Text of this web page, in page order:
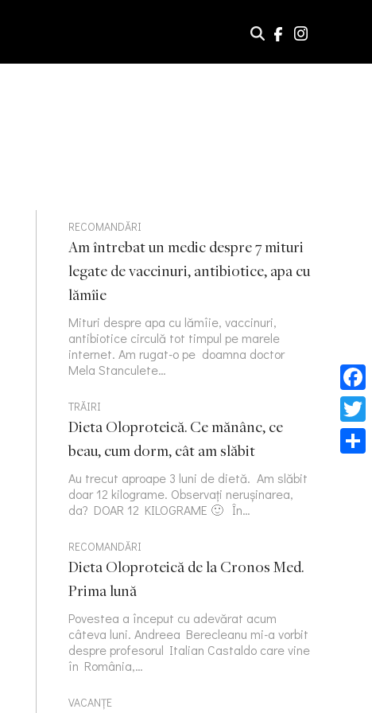
RECOMANDĂRI
Am întrebat un medic despre 7 mituri
legate de vaccinuri, antibiotice, apa cu
lămîie
Mituri despre apa cu lămîie, vaccinuri,
antibiotice circulă tot timpul pe marele
internet. Am rugat-o pe doamna doctor
Mela Stanculete…
TRĂIRI
Dieta Oloproteică. Ce mănânc, ce
beau, cum dorm, cât am slăbit
Au trecut aproape 3 luni de dietă. Am slăbit
doar 12 kilograme. Observați nerușinarea,
da? DOAR 12 KILOGRAME 🙂 În…
RECOMANDĂRI
Dieta Oloproteică de la Cronos Med.
Prima lună
Povestea a început cu adevărat acum
câteva luni. Andreea Berecleanu mi-a vorbit
despre profesorul Italian Castaldo care vine
în România,…
VACANȚE